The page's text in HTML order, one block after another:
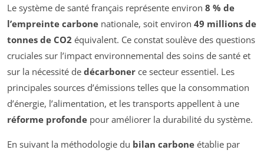
Le système de santé français représente environ 8 % de
l’empreinte carbone nationale, soit environ 49 millions de
tonnes de CO2 équivalent. Ce constat soulève des questions
cruciales sur l’impact environnemental des soins de santé et
sur la nécessité de décarboner ce secteur essentiel. Les
principales sources d’émissions telles que la consommation
d’énergie, l’alimentation, et les transports appellent à une
réforme profonde pour améliorer la durabilité du système.
En suivant la méthodologie du bilan carbone établie par